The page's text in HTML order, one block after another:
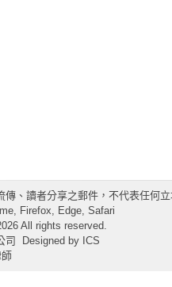
傳、讀者分享之郵件，不代表任何
Firefox, Edge, Safari
All rights reserved.
司
Designed by ICS